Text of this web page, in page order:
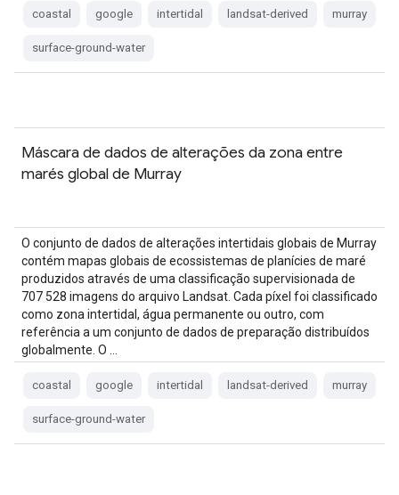
coastal google intertidal landsat-derived murray
surface-ground-water
Máscara de dados de alterações da zona entre
marés global de Murray
O conjunto de dados de alterações intertidais globais de Murray
contém mapas globais de ecossistemas de planícies de maré
produzidos através de uma classificação supervisionada de
707 528 imagens do arquivo Landsat. Cada píxel foi classificado
como zona intertidal, água permanente ou outro, com
referência a um conjunto de dados de preparação distribuídos
globalmente. O …
coastal google intertidal landsat-derived murray
surface-ground-water